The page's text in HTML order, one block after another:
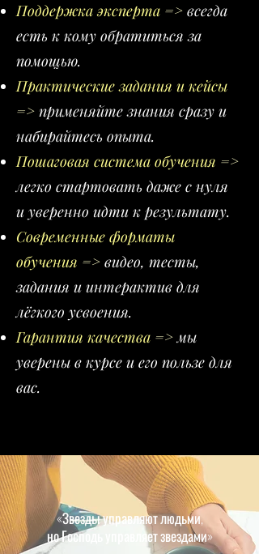
Поддержка эксперта => всегда
есть к кому обратиться за
помощью.
Практические задания и кейсы
=> применяйте знания сразу и
набирайтесь опыта.
Пошаговая система обучения =>
легко стартовать даже с нуля
и уверенно идти к результату.
Современные форматы
обучения => видео, тесты,
задания и интерактив для
лёгкого усвоения.
Гарантия качества =>мы
уверены в курсе и его пользе для
вас.
«Звезды управляют людьми,
но Господь управляет звездами»